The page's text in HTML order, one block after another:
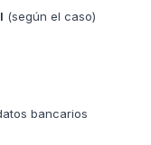
(según el caso)
bancarios